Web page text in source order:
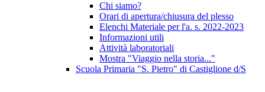
Chi siamo?
Orari di apertura/chiusura del plesso
Elenchi Materiale per l'a. s. 2022-2023
Informazioni utili
Attività laboratoriali
Mostra "Viaggio nella storia..."
Scuola Primaria "S. Pietro" di Castiglione d/S